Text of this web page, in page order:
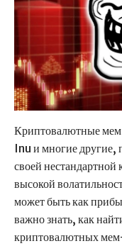
Криптовалютные
Inu и многие другие,
своей
высокой
может быть как
важно знать, как
криптовалютных